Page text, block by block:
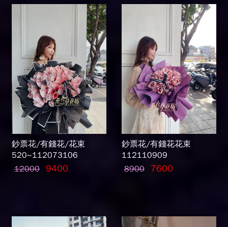
鈔票花/有錢花/花束
520~112073106
12000 9400
鈔票花/有錢花花束
112110909
8900
7600